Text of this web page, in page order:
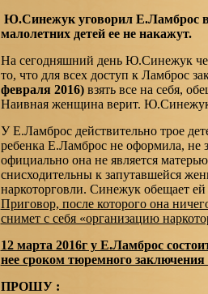
Ю.Синежук уговорил Е.Ламброс
малолетних детей ее не
На сегодняшний день Ю.Синежук
то, что для всех доступ к Ламброс
февраля 2016) взять все на себя,
Наивная женщина верит. Ю.Синежук
У Е.Ламброс действительно трое
ребенка Е.Ламброс не оформила, не
официально она не является
снисходительны к запутавшейся
наркоторговли. Синежук обещает
Приговор, после которого она
снимет с себя «организацию
12 марта 2016г у Е.Ламброс
нее сроком тюремного заключения
ПРОШУ :